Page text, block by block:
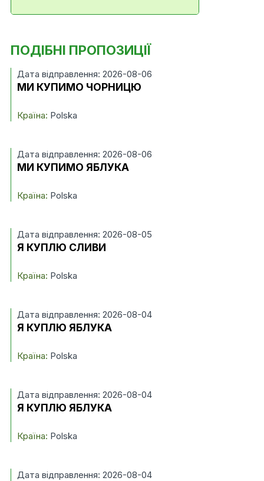
ПОДІБНІ ПРОПОЗИЦІЇ
Дата відправлення: 2026-08-06
МИ КУПИМО ЧОРНИЦЮ
Країна: Polska
Дата відправлення: 2026-08-06
МИ КУПИМО ЯБЛУКА
Країна: Polska
Дата відправлення: 2026-08-05
Я КУПЛЮ СЛИВИ
Країна: Polska
Дата відправлення: 2026-08-04
Я КУПЛЮ ЯБЛУКА
Країна: Polska
Дата відправлення: 2026-08-04
Я КУПЛЮ ЯБЛУКА
Країна: Polska
Дата відправлення: 2026-08-04